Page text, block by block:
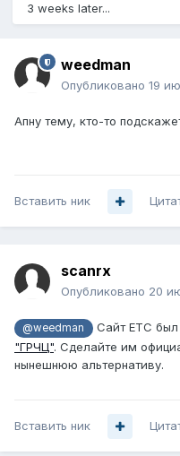
3 weeks later...
weedman
Опубликовано 19
Апну тему, кто-то
Вставить ник
scanrx
Опубликовано 20
@weedman Сайт ЕТС был
"ГРЧЦ". Сделайте им
нынешнюю альтернативу.
Вставить ник